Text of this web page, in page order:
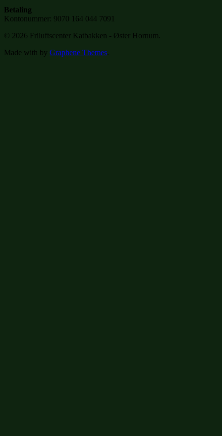
Betaling
Kontonummer: 9070 164 044 7091
© 2026 Friluftscenter Katbakken - Øster Hornum.
Made with by Graphene Themes.